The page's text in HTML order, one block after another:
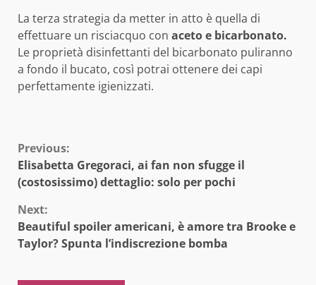
La terza strategia da metter in atto è quella di
effettuare un risciacquo con aceto e bicarbonato.
Le proprietà disinfettanti del bicarbonato puliranno
a fondo il bucato, così potrai ottenere dei capi
perfettamente igienizzati.
Continue
Reading
Previous:
Elisabetta Gregoraci, ai fan non sfugge il
(costosissimo) dettaglio: solo per pochi
Next:
Beautiful spoiler americani, è amore tra Brooke e
Taylor? Spunta l’indiscrezione bomba